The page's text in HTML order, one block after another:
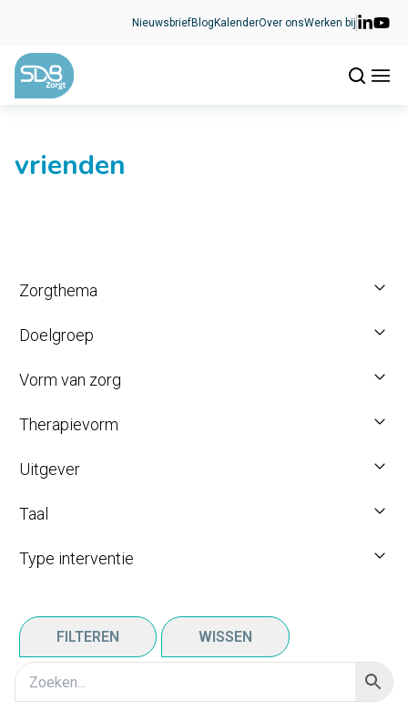
NieuwsbriefBlog KalenderOver onsWerken bij
vrienden
Zorgthema
Doelgroep
Vorm van zorg
Therapievorm
Uitgever
Taal
Type interventie
FILTEREN WISSEN